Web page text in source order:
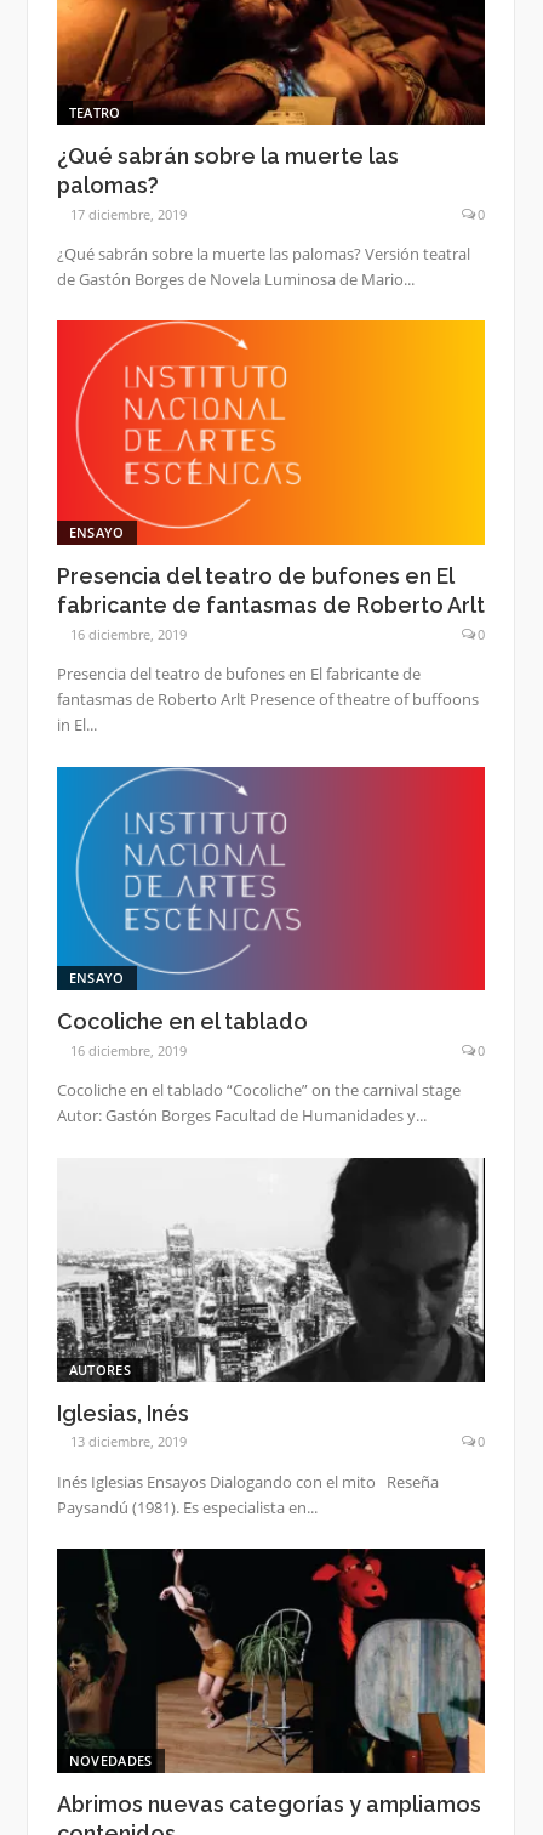
TEATRO
¿Qué sabrán sobre la muerte las
palomas?
17 diciembre, 2019 0
¿Qué sabrán sobre la muerte las palomas? Versión teatral
de Gastón Borges de Novela Luminosa de Mario...
ENSAYO
Presencia del teatro de bufones en El
fabricante de fantasmas de Roberto Arlt
16 diciembre, 2019 0
Presencia del teatro de bufones en El fabricante de
fantasmas de Roberto Arlt Presence of theatre of buffoons
in El...
ENSAYO
Cocoliche en el tablado
16 diciembre, 2019 0
Cocoliche en el tablado “Cocoliche” on the carnival stage
Autor: Gastón Borges Facultad de Humanidades y...
AUTORES
Iglesias, Inés
13 diciembre, 2019 0
Inés Iglesias Ensayos Dialogando con el mito Reseña
Paysandú (1981). Es especialista en...
NOVEDADES
Abrimos nuevas categorías y ampliamos